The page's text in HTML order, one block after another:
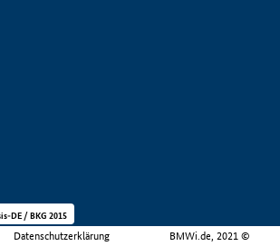
Datenschutzerklärung BMWi.de, 2021 ©
DE / BKG 2015